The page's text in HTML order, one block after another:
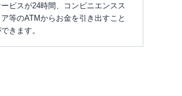
ビスが24時間、コンビニエンスス
ア等のATMからお金を引き出すこと
きます。